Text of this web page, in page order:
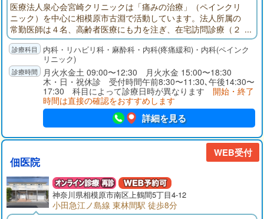
医療法人泉心会宮崎クリニックは「痛みの治療」（ペインクリ
ニック）を中心に相模原市古淵で活動しています。法人所属の
常勤医師は４名、高齢者医療にも力を注ぎ、在宅訪問診療（２
４時間体制在宅支援診療所登録）をはじめ、大和市に老健施設
「大地」、横浜市にグループホーム「おらんち」そして町田市
に「宮崎クリニック町田」があります。
内科・リハビリ科・麻酔科・内科(疼痛緩和)・内科(ペインク
リニック)
月火水金土 09:00〜12:30 月火水金 15:00〜18:30
木・日・祝休診 受付時間午前8:30〜11:30､午後14:30〜
17:30 科目によって診療日時が異なります 開始・終了
時間は直接の確認をおすすめします
詳細を見る
WEB受付
佃医院
神奈川県相模原市南区上鶴間5丁目4-12
小田急江ノ島線 東林間駅 徒歩8分